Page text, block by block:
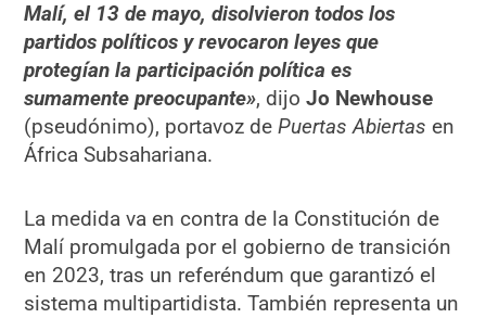
Malí, el 13 de mayo, disolvieron todos los
partidos políticos y revocaron leyes que
protegían la participación política es
sumamente preocupante», dijoJo Newhouse
(pseudónimo), portavoz dePuertas Abiertas en
África Subsahariana.
La medida va en contra de la Constitución de
Malí promulgada por el gobierno de transición
en 2023, tras un referéndum que garantizó el
sistema multipartidista. También representa un